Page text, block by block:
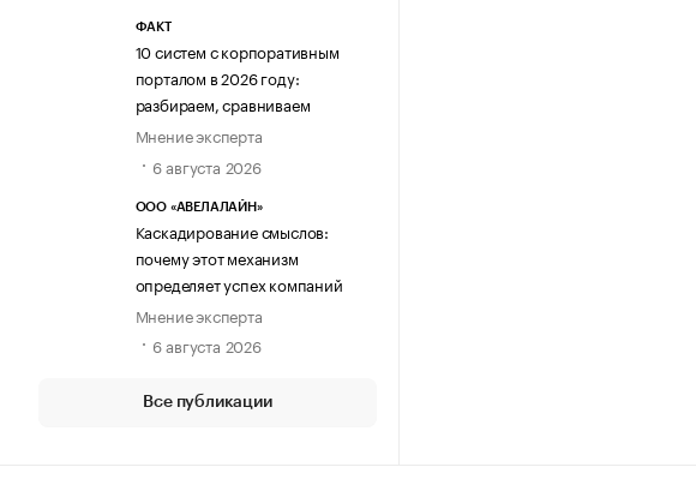
ФАКТ
10 систем с корпоративным
порталом в 2026 году:
разбираем, сравниваем
Мнение эксперта
6 августа 2026
ООО «АВЕЛАЛАЙН»
Каскадирование смыслов:
почему этот механизм
определяет успех компаний
Мнение эксперта
6 августа 2026
Все публикации